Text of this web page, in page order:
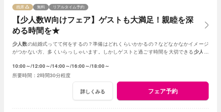
【少人数W向けフェア】ゲストも大満足！親睦を深
める時間を★
残席 無料 リアルタイム予約
少人数の結婚式ってて何をするの？準備はどれくらいかかるの？などなかなかイメージ
がつかない方、多くいらっしゃいます。しかしゲストと過ごす時間を大切できる少人数
10:00～ 12:00～ 14:00～ 16:00～ 18:00～
2時間30分程度
詳しくみる フェア予約